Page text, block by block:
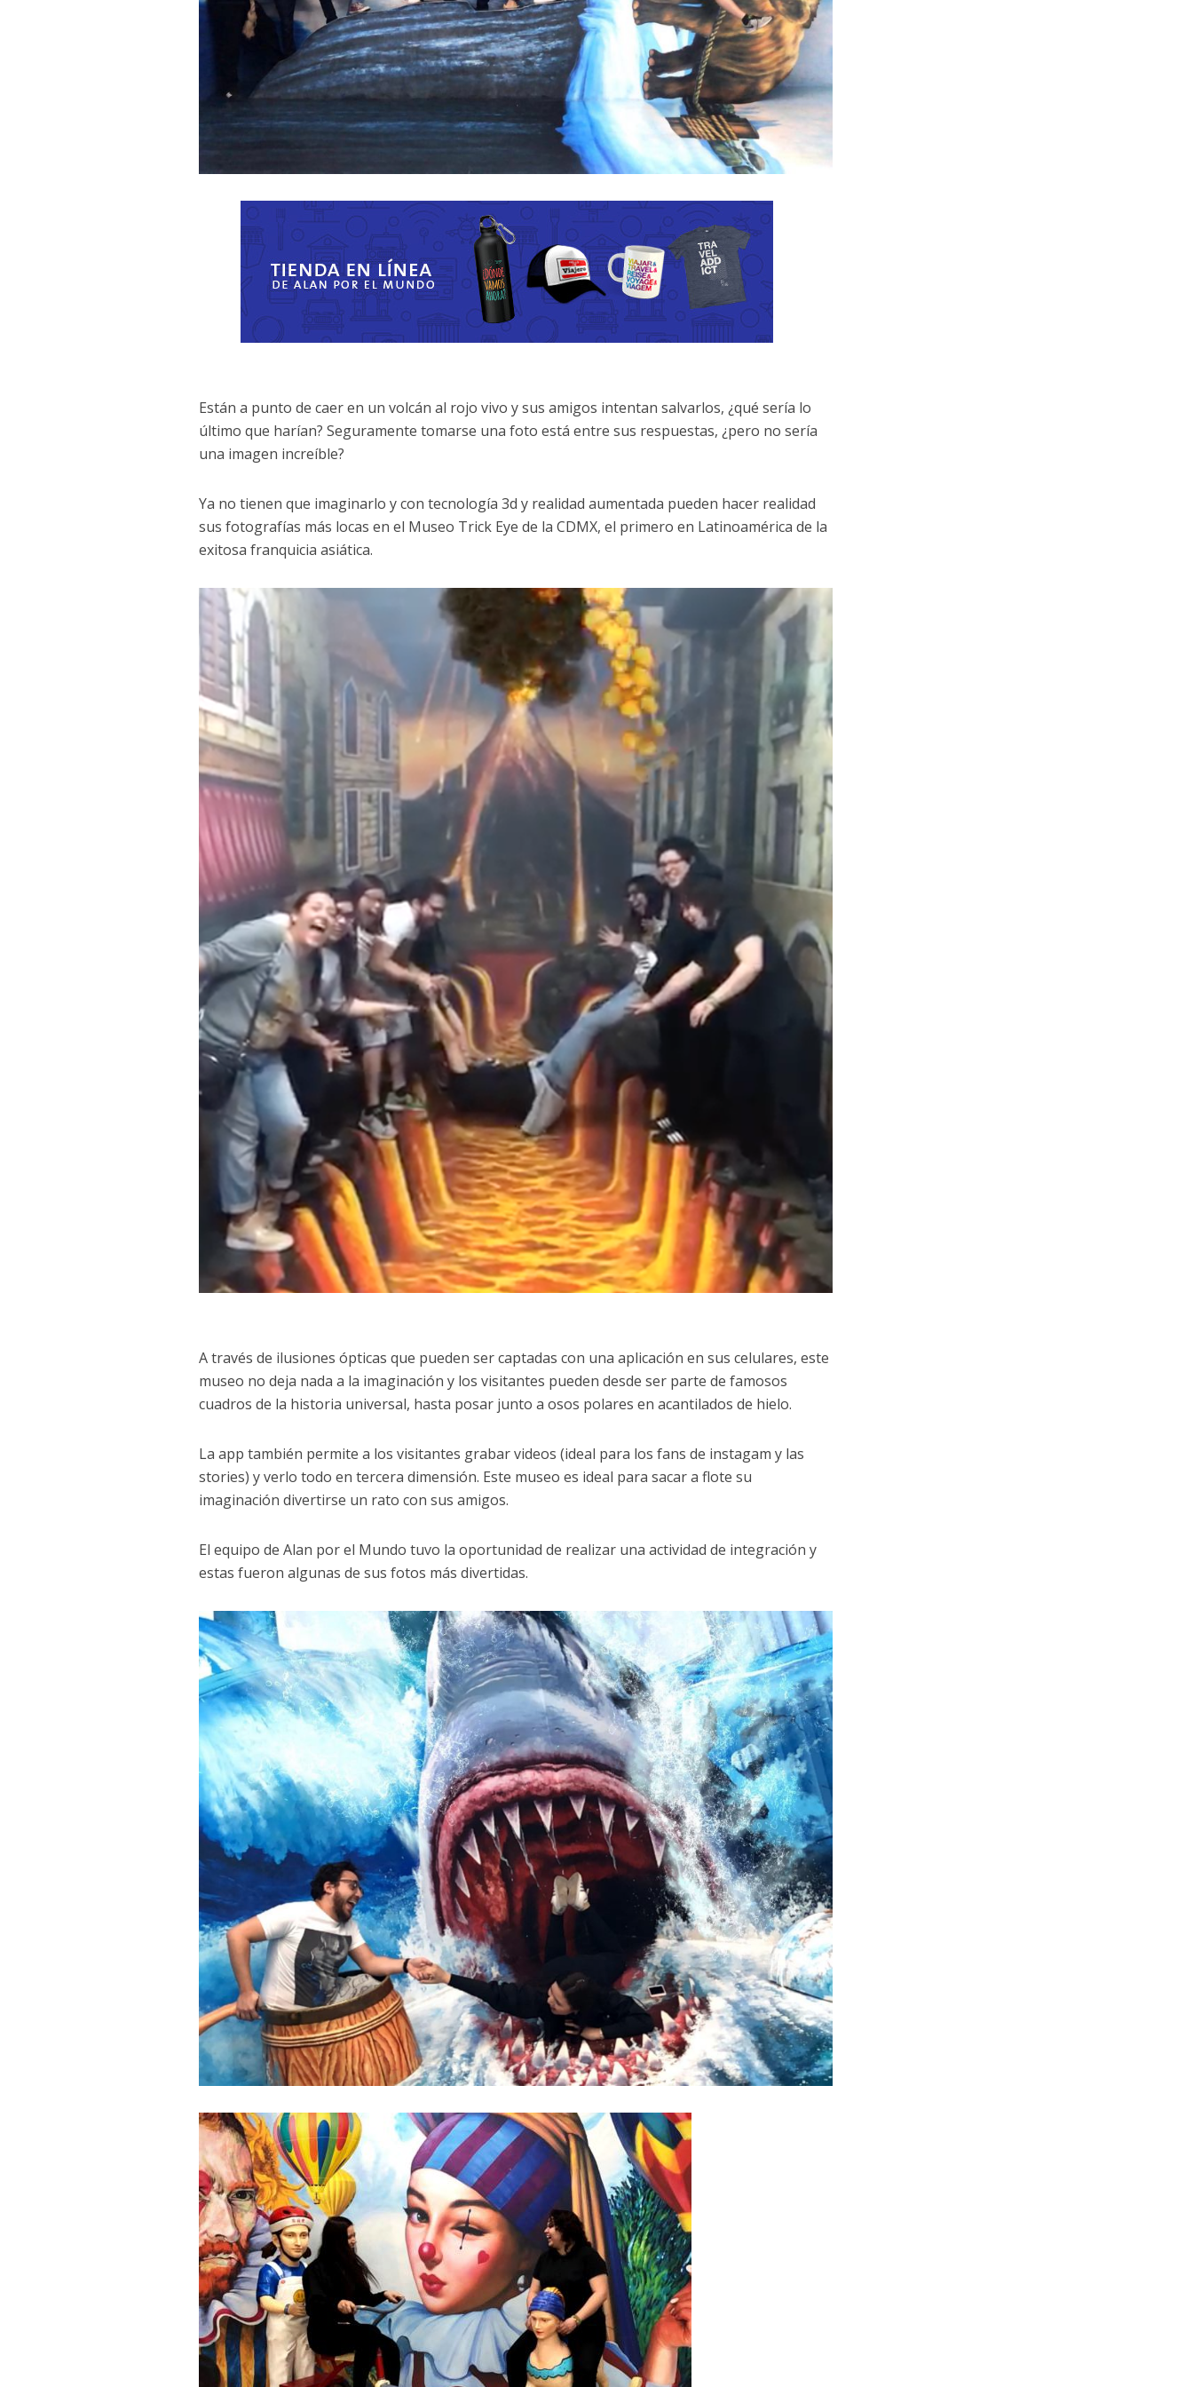
Están a punto de caer en un volcán al rojo vivo y sus amigos intentan salvarlos, ¿qué sería lo
último que harían? Seguramente tomarse una foto está entre sus respuestas, ¿pero no sería
una imagen increíble?
Ya no tienen que imaginarlo y con tecnología 3d y realidad aumentada pueden hacer realidad
sus fotografías más locas en el Museo Trick Eye de la CDMX, el primero en Latinoamérica de la
exitosa franquicia asiática.
A través de ilusiones ópticas que pueden ser captadas con una aplicación en sus celulares, este
museo no deja nada a la imaginación y los visitantes pueden desde ser parte de famosos
cuadros de la historia universal, hasta posar junto a osos polares en acantilados de hielo.
La app también permite a los visitantes grabar videos (ideal para los fans de instagam y las
stories) y verlo todo en tercera dimensión. Este museo es ideal para sacar a flote su
imaginación divertirse un rato con sus amigos.
El equipo de Alan por el Mundo tuvo la oportunidad de realizar una actividad de integración y
estas fueron algunas de sus fotos más divertidas.